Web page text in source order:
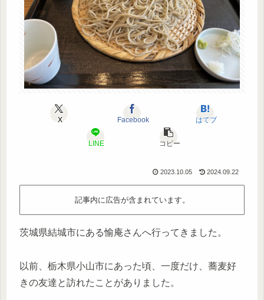
X Facebook はてブ
LINE コピー
2023.10.05 2024.09.22
記事内に広告が含まれています。
茨城県結城市にある愉庵さんへ行ってきました。
以前、栃木県小山市にあった頃、一度だけ、蕎麦好
きの友達と訪れたことがありました。